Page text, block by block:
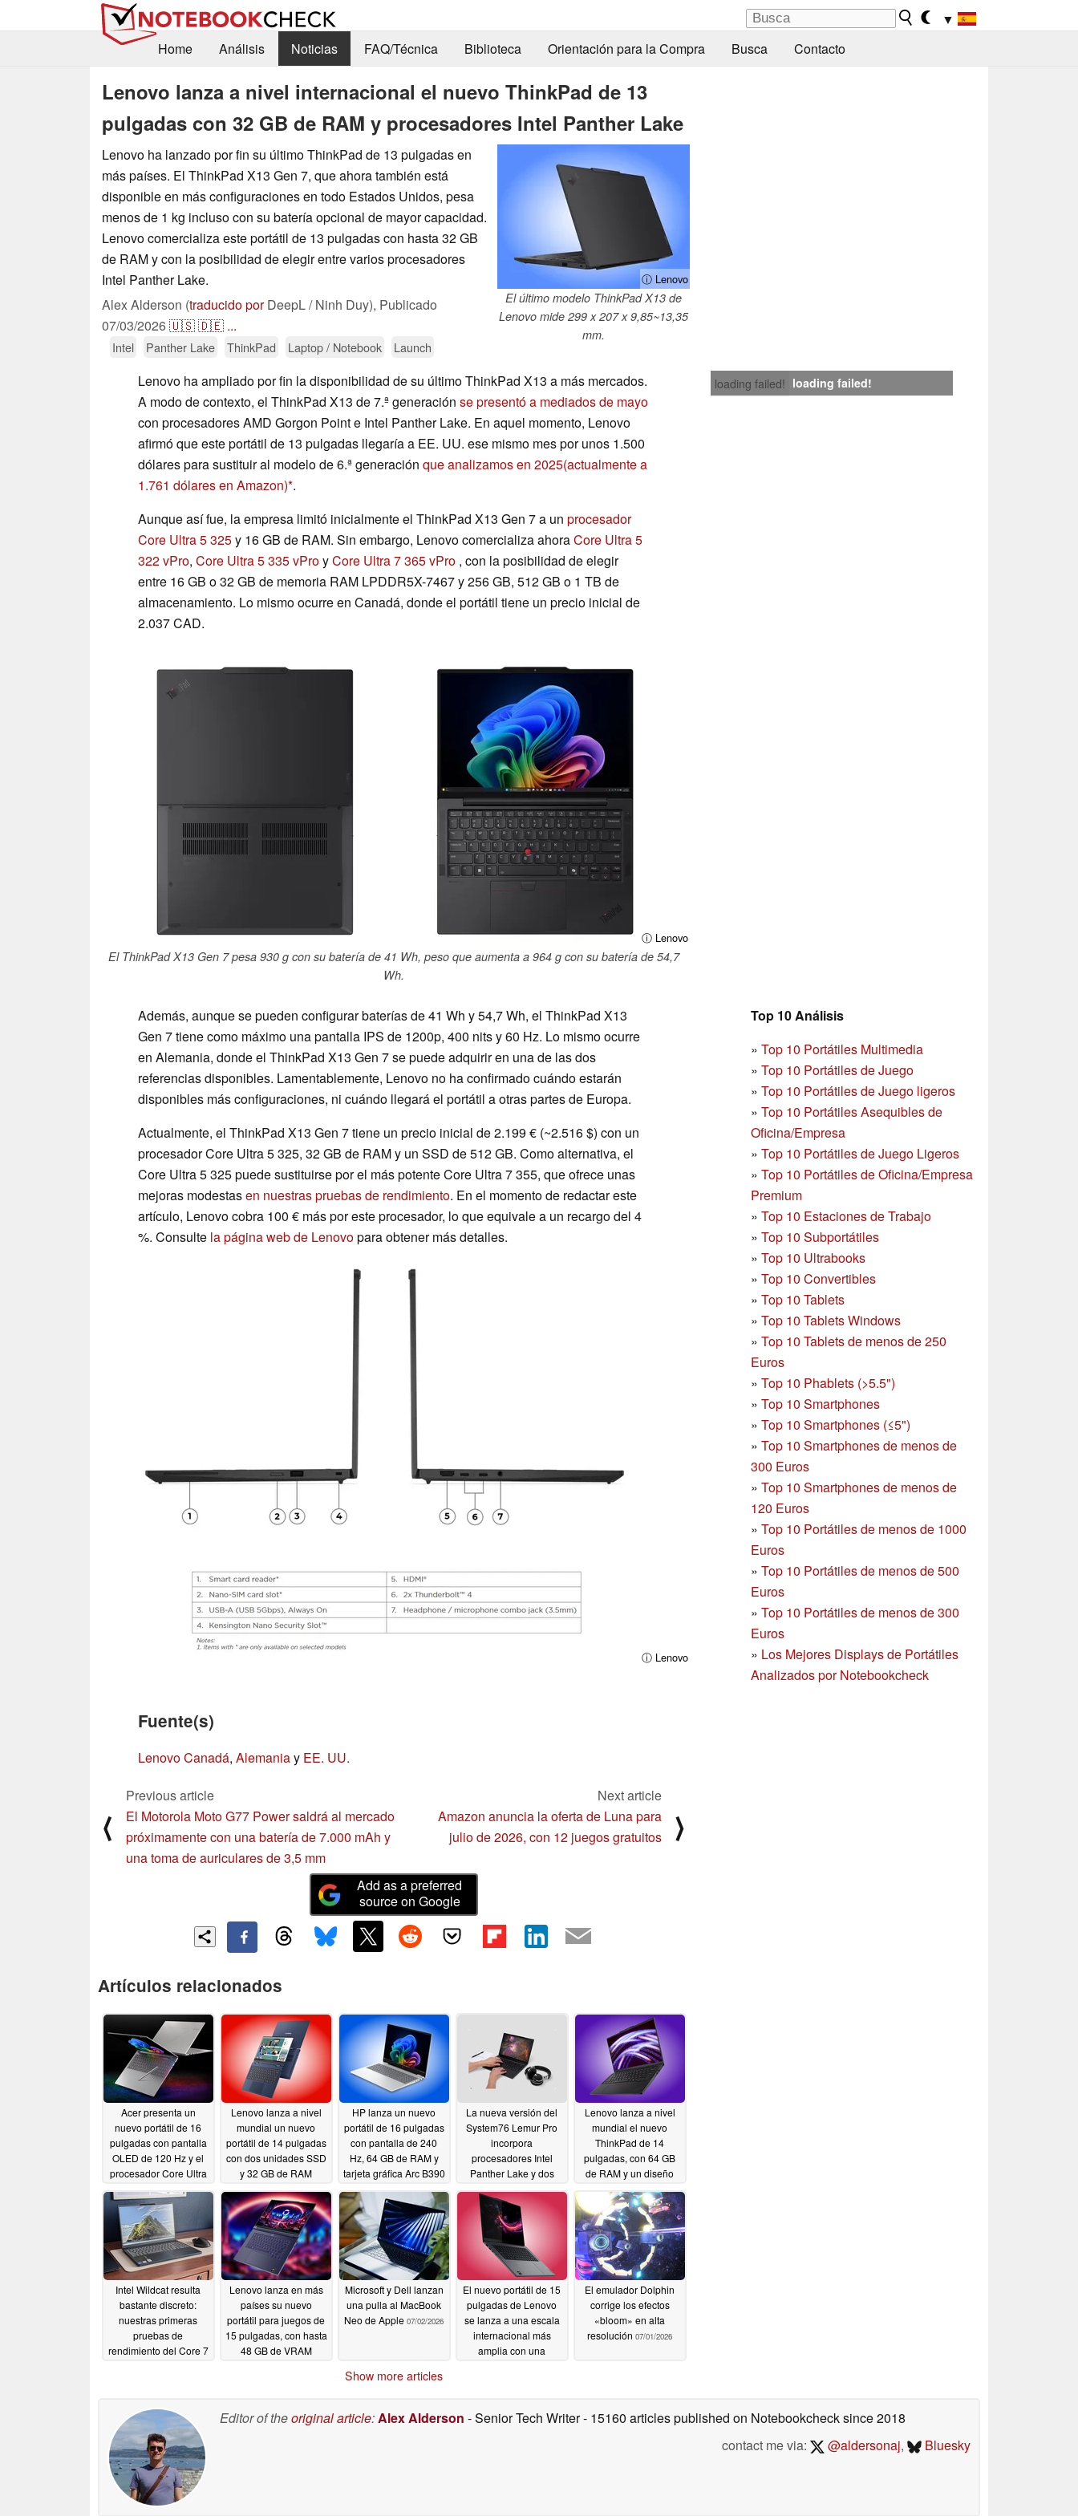
▼
Home
Análisis Noticias FAQ/Técnica Biblioteca Orientación para la Compra Busca Contacto
Lenovo lanza a nivel internacional el nuevo ThinkPad de 13
pulgadas con 32 GB de RAM y procesadores Intel Panther Lake
ⓘ Lenovo
El último modelo ThinkPad X13 de
Lenovo mide 299 x 207 x 9,85~13,35
mm.
Lenovo ha lanzado por fin su último ThinkPad de 13 pulgadas en
más países. El ThinkPad X13 Gen 7, que ahora también está
disponible en más configuraciones en todo Estados Unidos, pesa
menos de 1 kg incluso con su batería opcional de mayor capacidad.
Lenovo comercializa este portátil de 13 pulgadas con hasta 32 GB
de RAM y con la posibilidad de elegir entre varios procesadores
Intel Panther Lake.
Alex Alderson (traducido porDeepL / Ninh Duy), Publicado
07/03/2026🇺🇸🇩🇪 ...
Intel Panther Lake ThinkPad Laptop / Notebook Launch
loading failed! loading failed!
Lenovo ha ampliado por fin la disponibilidad de su último ThinkPad X13 a más mercados.
A modo de contexto, el ThinkPad X13 de 7.ª generación se presentó a mediados de mayo
con procesadores AMD Gorgon Point e Intel Panther Lake. En aquel momento, Lenovo
afirmó que este portátil de 13 pulgadas llegaría a EE. UU. ese mismo mes por unos 1.500
dólares para sustituir al modelo de 6.ª generación que analizamos en 2025(actualmente a
1.761 dólares en Amazon) .
Aunque así fue, la empresa limitó inicialmente el ThinkPad X13 Gen 7 a un procesador
Core Ultra 5 325y 16 GB de RAM. Sin embargo, Lenovo comercializa ahoraCore Ultra 5
322 vPro, Core Ultra 5 335 vProyCore Ultra 7 365 vPro , con la posibilidad de elegir
entre 16 GB o 32 GB de memoria RAM LPDDR5X-7467 y 256 GB, 512 GB o 1 TB de
almacenamiento. Lo mismo ocurre en Canadá, donde el portátil tiene un precio inicial de
2.037 CAD.
ⓘ Lenovo
El ThinkPad X13 Gen 7 pesa 930 g con su batería de 41 Wh, peso que aumenta a 964 g con su batería de 54,7
Wh.
Top 10 Análisis
» Top 10 Portátiles Multimedia
» Top 10 Portátiles de Juego
» Top 10 Portátiles de Juego ligeros
» Top 10 Portátiles Asequibles de
Oficina/Empresa
» Top 10 Portátiles de Juego Ligeros
» Top 10 Portátiles de Oficina/Empresa
Premium
» Top 10 Estaciones de Trabajo
» Top 10 Subportátiles
» Top 10 Ultrabooks
» Top 10 Convertibles
» Top 10 Tablets
» Top 10 Tablets Windows
» Top 10 Tablets de menos de 250
Euros
» Top 10 Phablets (>5.5")
» Top 10 Smartphones
» Top 10 Smartphones (≤5")
» Top 10 Smartphones de menos de
300 Euros
» Top 10 Smartphonesde menos de
120 Euros
» Top 10 Portátiles de menos de 1000
Euros
» Top 10 Portátiles de menos de 500
Euros
» Top 10 Portátiles de menos de 300
Euros
» Los Mejores Displays de Portátiles
Analizados por Notebookcheck
Además, aunque se pueden configurar baterías de 41 Wh y 54,7 Wh, el ThinkPad X13
Gen 7 tiene como máximo una pantalla IPS de 1200p, 400 nits y 60 Hz. Lo mismo ocurre
en Alemania, donde el ThinkPad X13 Gen 7 se puede adquirir en una de las dos
referencias disponibles. Lamentablemente, Lenovo no ha confirmado cuándo estarán
disponibles más configuraciones, ni cuándo llegará el portátil a otras partes de Europa.
Actualmente, el ThinkPad X13 Gen 7 tiene un precio inicial de 2.199 € (~2.516 $) con un
procesador Core Ultra 5 325, 32 GB de RAM y un SSD de 512 GB. Como alternativa, el
Core Ultra 5 325 puede sustituirse por el más potente Core Ultra 7 355, que ofrece unas
mejoras modestasen nuestras pruebas de rendimiento. En el momento de redactar este
artículo, Lenovo cobra 100 € más por este procesador, lo que equivale a un recargo del 4
%. Consulte la página web de Lenovopara obtener más detalles.
ⓘ Lenovo
Fuente(s)
Lenovo Canadá, Alemaniay EE. UU.
⟨
Previous article
El Motorola Moto G77 Power saldrá al mercado
próximamente con una batería de 7.000 mAh y
una toma de auriculares de 3,5 mm
Next article
Amazon anuncia la oferta de Luna para
julio de 2026, con 12 juegos gratuitos
⟩
Add as a preferred
source on Google
Artículos relacionados
Acer presenta un
nuevo portátil de 16
pulgadas con pantalla
OLED de 120 Hz y el
procesador Core Ultra
07/06/2026
Lenovo lanza a nivel
mundial un nuevo
portátil de 14 pulgadas
con dos unidades SSD
y 32 GB de RAM
07/05/2026
HP lanza un nuevo
portátil de 16 pulgadas
con pantalla de 240
Hz, 64 GB de RAM y
tarjeta gráfica Arc B390
07/02/2026
La nueva versión del
System76 Lemur Pro
incorpora
procesadores Intel
Panther Lake y dos
07/02/2026
Lenovo lanza a nivel
mundial el nuevo
ThinkPad de 14
pulgadas, con 64 GB
de RAM y un diseño
07/02/2026
Intel Wildcat resulta
bastante discreto:
nuestras primeras
pruebas de
rendimiento del Core 7
Lenovo lanza en más
países su nuevo
portátil para juegos de
15 pulgadas, con hasta
48 GB de VRAM
Microsoft y Dell lanzan
una pulla al MacBook
Neo de Apple 07/02/2026
El nuevo portátil de 15
pulgadas de Lenovo
se lanza a una escala
internacional más
amplia con una
El emulador Dolphin
corrige los efectos
«bloom» en alta
resolución 07/01/2026
Show more articles
Editor of theoriginal article:Alex Alderson - Senior Tech Writer- 15160 articles published on Notebookchecksince 2018
contact me via:
@aldersonaj, Bluesky